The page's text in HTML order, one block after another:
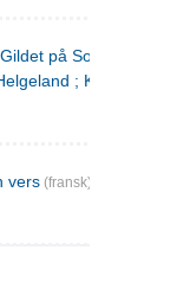
på Solhaug ; Fru
;
vers (fransk)